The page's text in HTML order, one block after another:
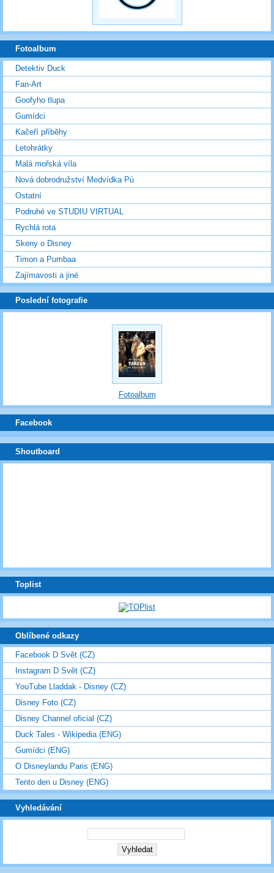
Fotoalbum
Detektiv Duck
Fan-Art
Goofyho tlupa
Gumídci
Kačeří příběhy
Letohrátky
Malá mořská víla
Nová dobrodružství Medvídka Pú
Ostatní
Podruhé ve STUDIU VIRTUAL
Rychlá rota
Skeny o Disney
Timon a Pumbaa
Zajímavosti a jiné
Poslední fotografie
Fotoalbum
Facebook
Shoutboard
Toplist
Oblíbené odkazy
Facebook D Svět (CZ)
Instagram D Svět (CZ)
YouTube Lladdak - Disney (CZ)
Disney Foto (CZ)
Disney Channel oficial (CZ)
Duck Tales - Wikipedia (ENG)
Gumídci (ENG)
O Disneylandu Paris (ENG)
Tento den u Disney (ENG)
Vyhledávání